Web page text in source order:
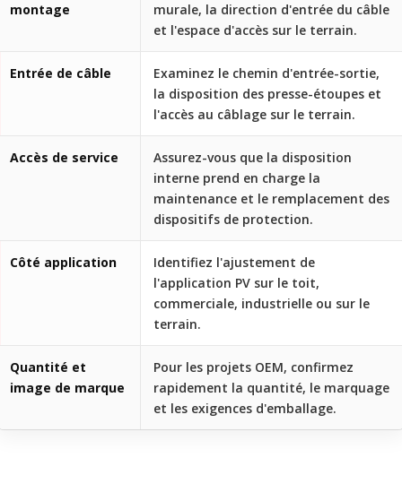
montage
murale, la direction d'entrée du câble
et l'espace d'accès sur le terrain.
Entrée de câble
Examinez le chemin d'entrée-sortie,
la disposition des presse-étoupes et
l'accès au câblage sur le terrain.
Accès de service
Assurez-vous que la disposition
interne prend en charge la
maintenance et le remplacement des
dispositifs de protection.
Côté application
Identifiez l'ajustement de
l'application PV sur le toit,
commerciale, industrielle ou sur le
terrain.
Quantité et
image de marque
Pour les projets OEM, confirmez
rapidement la quantité, le marquage
et les exigences d'emballage.